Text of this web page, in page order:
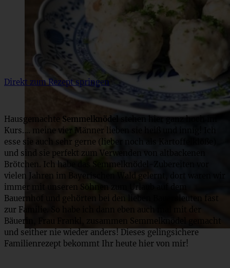
Direkt zum Rezept springen
Hausgemachte Semmelknödel
stehen hier ganz hoch im
Kurs…. meine vier Männer lieben sie heiß und innig! Ich
esse sie auch sehr gerne (lieber noch als Kartoffelklöße)
und sind sie perfekt zum Verwenden von altbackenen
Brötchen. Ich habe das Semmelknödel-Zubereiten vor
vielen Jahren im Bayerischen Wald gelernt, dort waren wir
immer mit unseren Söhnen zum Urlaub auf dem
Bauernhof und gehörten bei den lieben Bauersleuten fast
zur Familie. So habe ich dann eben auch mal mit der
Bäuerin, Frau Frankl, zusammen Semmelknödel gemacht
und seither nie wieder anders! Dieses gelingsichere
Familienrezept bekommt Ihr heute hier von mir!